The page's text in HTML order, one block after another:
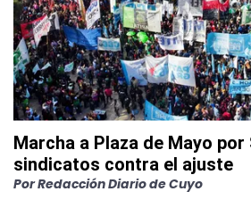
Marcha a Plaza de Mayo por
sindicatos contra el ajuste
PorRedacción Diario de Cuyo